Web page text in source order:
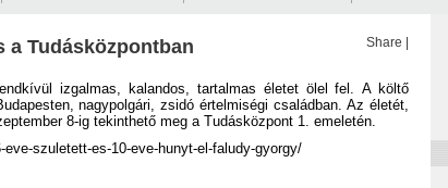
Share
a Tudásközpontban
izgalmas, kalandos, tartalmas életet ölel fel. A költő
nagypolgári, zsidó értelmiségi családban. Az életét,
8-ig tekinthető meg a Tudásközpont 1. emeletén.
szuletett-es-10-eve-hunyt-el-faludy-gyorgy/